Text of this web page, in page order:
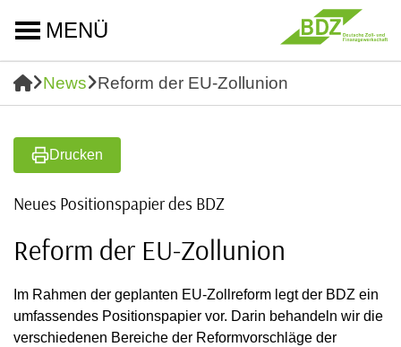
MENÜ
News Reform der EU-Zollunion
Drucken
Neues Positionspapier des BDZ
Reform der EU-Zollunion
Im Rahmen der geplanten EU-Zollreform legt der BDZ ein
umfassendes Positionspapier vor. Darin behandeln wir die
verschiedenen Bereiche der Reformvorschläge der